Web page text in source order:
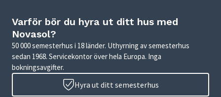
Varför bör du hyra ut ditt hus med
Novasol?
50 000 semesterhus i 18 länder. Uthyrning av semesterhus
sedan 1968. Servicekontor över hela Europa. Inga
bokningsavgifter.
Hyra ut ditt semesterhus